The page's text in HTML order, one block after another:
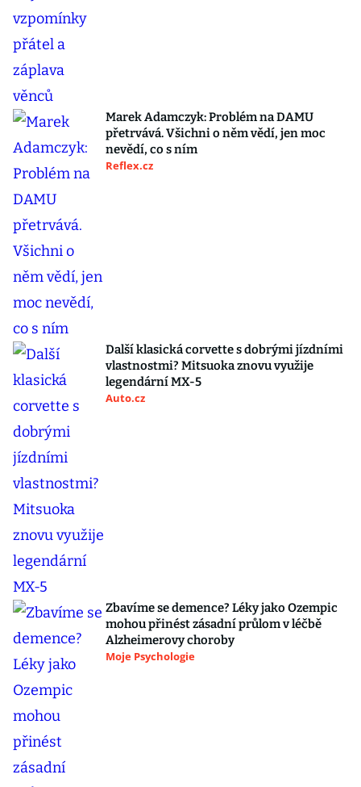
Marek Adamczyk: Problém na DAMU
přetrvává. Všichni o něm vědí, jen moc
nevědí, co s ním
Reflex.cz
Další klasická corvette s dobrými jízdními
vlastnostmi? Mitsuoka znovu využije
legendární MX-5
Auto.cz
Zbavíme se demence? Léky jako Ozempic
mohou přinést zásadní průlom v léčbě
Alzheimerovy choroby
Moje Psychologie